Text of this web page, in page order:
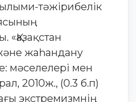
тәжірибелік
«Қазақстан
жаһандану
мәселелері мен
2010ж., (0.3 б.п)
экстремизмнің